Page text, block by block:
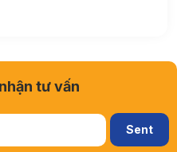
tư vấn